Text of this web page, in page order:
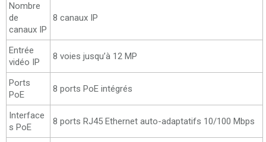
Nombre
de
canaux IP
8 canaux IP
Entrée
vidéo IP
8 voies jusqu’à 12 MP
Ports
PoE
8 ports PoE intégrés
Interface
s PoE
8 ports RJ45 Ethernet auto-adaptatifs 10/100 Mbps